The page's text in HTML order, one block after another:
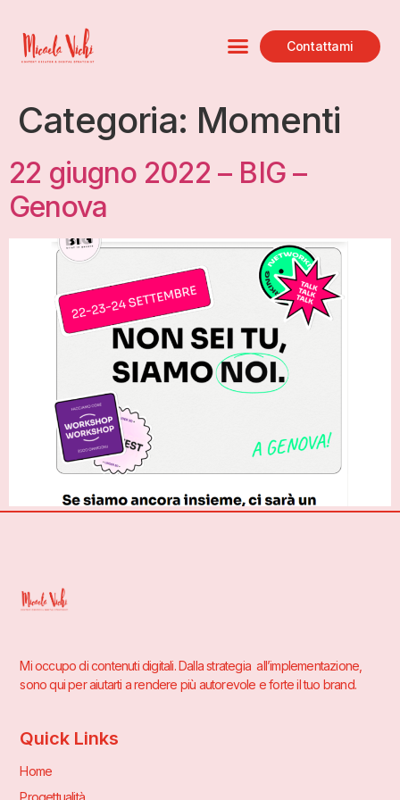
Contattami
Categoria: Momenti
22 giugno 2022 – BIG –
Genova
Mi occupo di contenuti digitali. Dalla strategia all’implementazione,
sono qui per aiutarti a rendere più autorevole e forte il tuo brand.
Quick Links
Home